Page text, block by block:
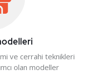
ve cerrahi teknikleri
olan modeller